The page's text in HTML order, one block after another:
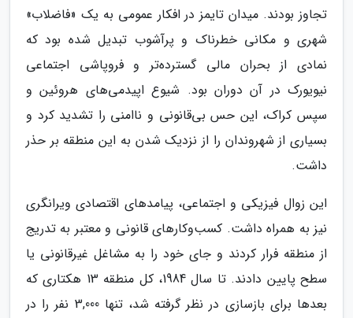
تجاوز بودند. میدان تایمز در افکار عمومی به یک «فاضلاب»
شهری و مکانی خطرناک و پرآشوب تبدیل شده بود که
نمادی از بحران مالی گسترده‌تر و فروپاشی اجتماعی
نیویورک در آن دوران بود. شیوع اپیدمی‌های هروئین و
سپس کراک، این حس بی‌قانونی و ناامنی را تشدید کرد و
بسیاری از شهروندان را از نزدیک شدن به این منطقه بر حذر
داشت.
این زوال فیزیکی و اجتماعی، پیامدهای اقتصادی ویرانگری
نیز به همراه داشت. کسب‌وکارهای قانونی و معتبر به تدریج
از منطقه فرار کردند و جای خود را به مشاغل غیرقانونی یا
سطح پایین دادند. تا سال 1984، کل منطقه 13 هکتاری که
بعدها برای بازسازی در نظر گرفته شد، تنها 3,000 نفر را در